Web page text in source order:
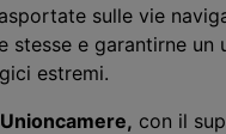
sulle vie
stesse e garantirne un
estremi.
con il